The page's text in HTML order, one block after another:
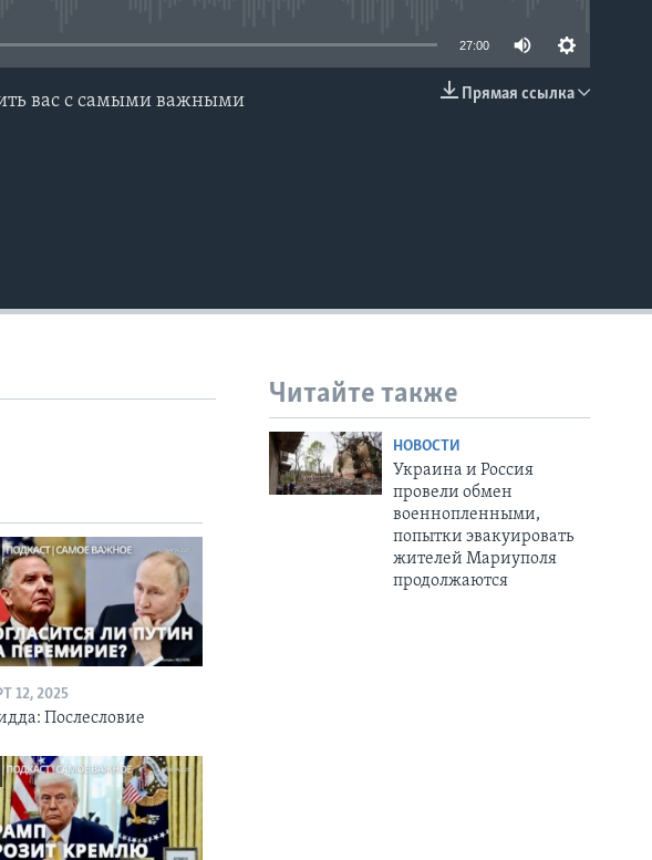
27:00
Прямая ссылка
вас с самыми важными
Читайте также
НОВОСТИ
Украина и Россия
провели обмен
военнопленными,
попытки эвакуировать
жителей Мариуполя
продолжаются
12, 2025
Послесловие